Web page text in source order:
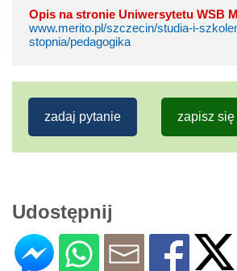
Opis na stronie Uniwersytetu WSB
www.merito.pl/szczecin/studia-i-
stopnia/pedagogika
zadaj pytanie zapisz się
Udostępnij